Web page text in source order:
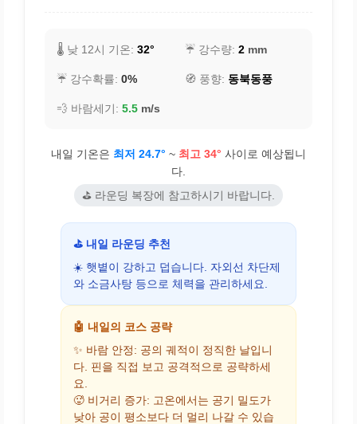
🌡️ 낮 12시 기온: 32° ☔ 강수량: 2 mm
☔ 강수확률: 0% 🧭 풍향: 동북동풍
💨 바람세기: 5.5 m/s
내일 기온은 최저 24.7° ~ 최고 34° 사이로 예상됩니
다.
⛳ 라운딩 복장에 참고하시기 바랍니다.
⛳ 내일 라운딩 추천
☀️ 햇볕이 강하고 덥습니다. 자외선 차단제
와 소금사탕 등으로 체력을 관리하세요.
🤖 내일의 코스 공략
✨ 바람 안정: 공의 궤적이 정직한 날입니
다. 핀을 직접 보고 공격적으로 공략하세
요.
🥵 비거리 증가: 고온에서는 공기 밀도가
낮아 공이 평소보다 더 멀리 나갈 수 있습